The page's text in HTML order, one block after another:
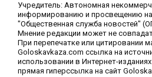
Учредитель: Автономная
информированию и просвещению
"Общественная служба новостей"
Мнение редакции может не
При перепечатке или цитировании
Goloskavkaza.com ссылка на
использовании в Интернет-
прямая гиперссылка на сайт